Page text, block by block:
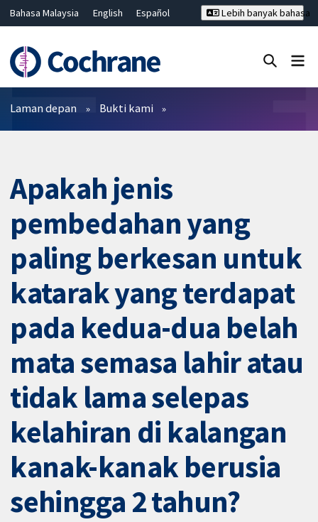
Bahasa Malaysia English
Español
Hrvatski
Deutsch ไทย
繁體中文
简体中文
Lebih banyak bahasa
Penapis
Laman depan Bukti kami
Apakah jenis
pembedahan yang
paling berkesan untuk
katarak yang terdapat
pada kedua-dua belah
mata semasa lahir atau
tidak lama selepas
kelahiran di kalangan
kanak-kanak berusia
sehingga 2 tahun?